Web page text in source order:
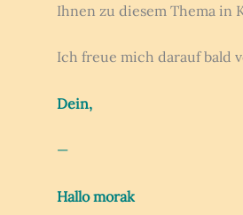
Ihnen zu diesem Thema in
Ich freue mich darauf bald
Dein,
—
Hallo morak